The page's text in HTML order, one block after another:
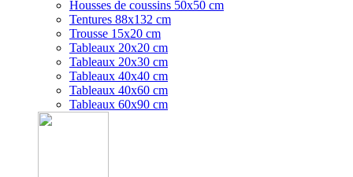
Housses de coussins 50x50 cm
Tentures 88x132 cm
Trousse 15x20 cm
Tableaux 20x20 cm
Tableaux 20x30 cm
Tableaux 40x40 cm
Tableaux 40x60 cm
Tableaux 60x90 cm